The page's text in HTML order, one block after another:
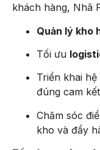
khách hàng, Nhã
Quản lý kho
Tối ưu
Triển khai
đúng cam kết
Chăm sóc
kho và đẩy